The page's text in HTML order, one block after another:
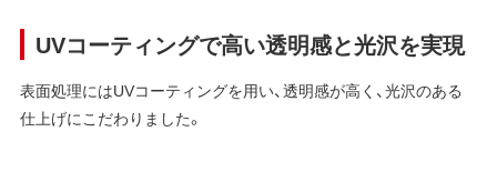
UVコーティングで高い透明感と光沢を実現
表面処理にはUVコーティングを用い、透明感が高く、光沢のある
仕上げにこだわりました。